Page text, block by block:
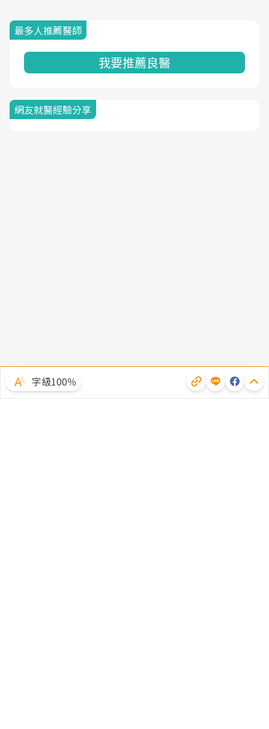
最多人推薦醫師
我要推薦良醫
網友就醫經驗分享
字級100％